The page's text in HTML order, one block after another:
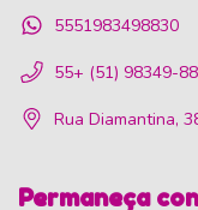
5551983498830
55+ (51) 98349-
Rua Diamantina,
Permaneça